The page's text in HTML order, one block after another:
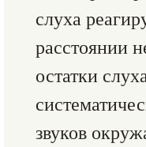
слуха
расстоянии
остатки
звуков